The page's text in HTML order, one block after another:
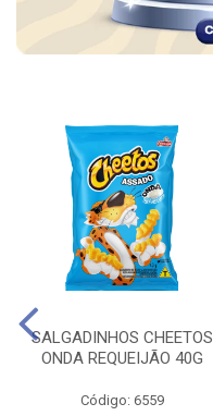
SALGADINHOS CHEETOS
ONDA REQUEIJÃO 40G
Código: 6559